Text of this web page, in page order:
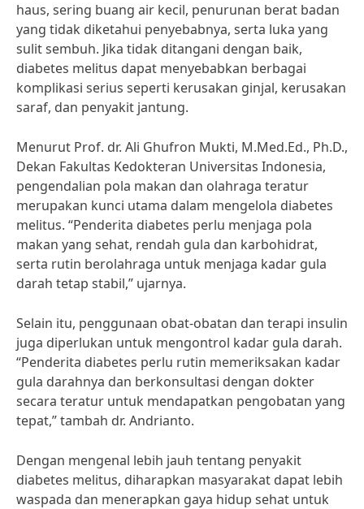
haus, sering buang air kecil, penurunan berat badan
yang tidak diketahui penyebabnya, serta luka yang
sulit sembuh. Jika tidak ditangani dengan baik,
diabetes melitus dapat menyebabkan berbagai
komplikasi serius seperti kerusakan ginjal, kerusakan
saraf, dan penyakit jantung.
Menurut Prof. dr. Ali Ghufron Mukti, M.Med.Ed., Ph.D.,
Dekan Fakultas Kedokteran Universitas Indonesia,
pengendalian pola makan dan olahraga teratur
merupakan kunci utama dalam mengelola diabetes
melitus. “Penderita diabetes perlu menjaga pola
makan yang sehat, rendah gula dan karbohidrat,
serta rutin berolahraga untuk menjaga kadar gula
darah tetap stabil,” ujarnya.
Selain itu, penggunaan obat-obatan dan terapi insulin
juga diperlukan untuk mengontrol kadar gula darah.
“Penderita diabetes perlu rutin memeriksakan kadar
gula darahnya dan berkonsultasi dengan dokter
secara teratur untuk mendapatkan pengobatan yang
tepat,” tambah dr. Andrianto.
Dengan mengenal lebih jauh tentang penyakit
diabetes melitus, diharapkan masyarakat dapat lebih
waspada dan menerapkan gaya hidup sehat untuk